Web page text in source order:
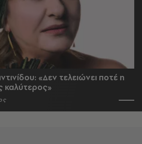
«Δεν τελειώνει ποτέ η
καλύτερος»